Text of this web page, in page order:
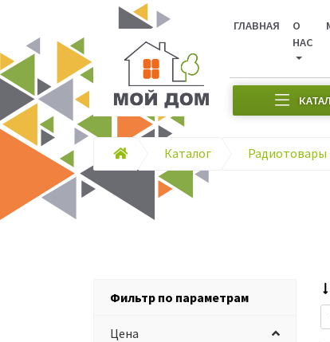
ГЛАВНАЯ
О
НАС
Каталог Радиотовары
Фильтр по параметрам
Цена